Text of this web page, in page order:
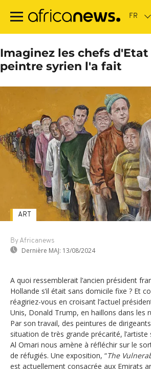
contenu
Imaginez les chefs d'Etat
peintre syrien l'a fait
By Africanews
Dernière MAJ: 13/08/2024
ART
A quoi ressemblerait l’ancien président
Hollande s’il était sans domicile fixe ? Et
réagiriez-vous en croisant l’actuel
Unis, Donald Trump, en haillons dans les
Par son travail, des peintures de
situation de très grande précarité, l’artiste
Al Omari nous amène à réfléchir sur le
de réfugiés. Une exposition, “The
est actuellement consacrée aux Emirats